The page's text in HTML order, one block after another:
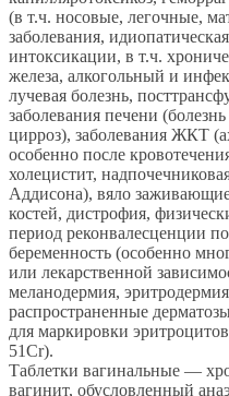
(в т.ч. носовые, легочные,
заболевания,
интоксикации, в т.ч.
железа, алкогольный и
лучевая болезнь,
заболевания печени
цирроз), заболевания ЖКТ
особенно после
холецистит,
Аддисона), вяло
костей, дистрофия,
период реконвалесценции
беременность (особенно
или лекарственной
меланодермия,
распространенные
для маркировки
51Cr).
Таблетки вагинальные —
вагинит, обусловленный